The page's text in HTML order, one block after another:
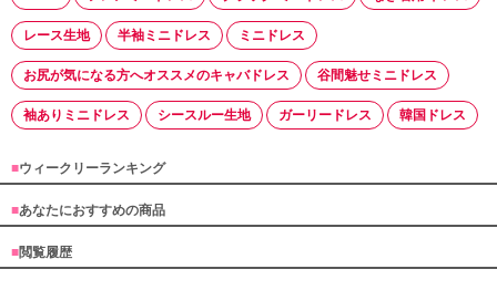
レース生地 半袖ミニドレス ミニドレス
お尻が気になる方へオススメのキャバドレス 谷間魅せミニドレス
袖ありミニドレス シースルー生地 ガーリードレス 韓国ドレス
■ウィークリーランキング
■あなたにおすすめの商品
■閲覧履歴